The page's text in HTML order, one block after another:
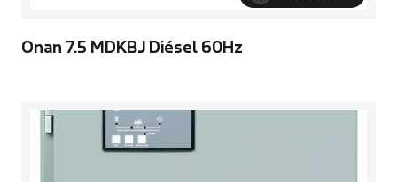
Onan 7.5 MDKBJ Diésel 60Hz